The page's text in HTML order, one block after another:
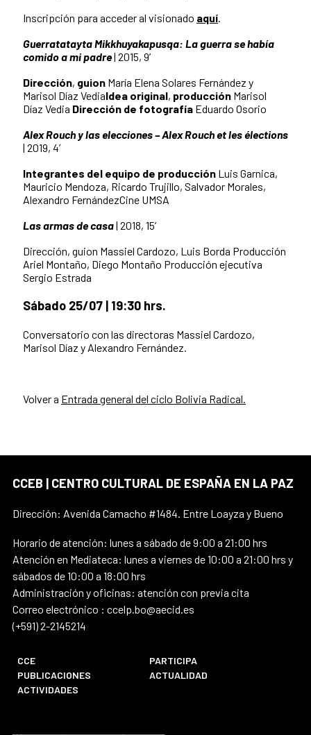
Inscripción para acceder al visionado aquí.
Guerratatayta Mikkhuyakapusqa: La guerra se había
comido a mi padre| 2015, 9’
Dirección, guion María Elena Solares Fernández y
Marisol Díaz VediaIdea original, producción Marisol
Díaz Vedia Dirección de fotografía Eduardo Osorio
Alex Rouch y las elecciones – Alex Rouch et les élections
| 2019, 4’
Integrantes del equipo de producción Luis Garnica,
Mauricio Mendoza, Ricardo Trujillo, Salvador Morales,
Alexandro FernándezCine UMSA
Las armas de casa| 2018, 15’
Dirección, guion Massiel Cardozo, Luis Borda Producción
Ariel Montaño, Diego Montaño Producción ejecutiva
Sergio Estrada
Sábado 25/07 | 19:30 hrs.
Conversatorio con las directoras Massiel Cardozo,
Marisol Díaz y Alexandro Fernández.
Volver a Entrada general del ciclo Bolivia Radical.
CCEB | CENTRO CULTURAL DE ESPAÑA EN LA PAZ
Dirección: Avenida Camacho #1484. Entre Loayza y Bueno
Horario de atención: lunes a sábado de 9:00 a 21:00 hrs
Atención en Mediateca: lunes a viernes de 10:00 a 21:00 hrs y
sábados de 10:00 a 18:00 hrs
Administración y oficinas: atención con previa cita
Correo electrónico : ccelp.bo@aecid.es
(+591) 2-2145214
CCE
PARTICIPA
PUBLICACIONES
ACTUALIDAD
ACTIVIDADES